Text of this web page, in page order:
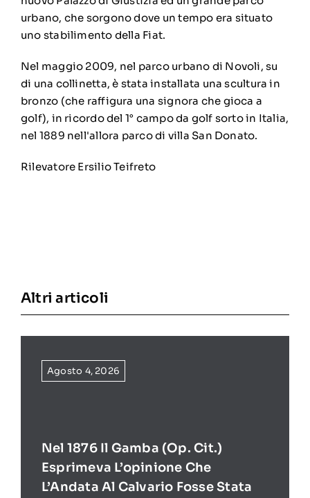
urbano, che sorgono dove un tempo era situato
uno stabilimento della Fiat.
Nel maggio 2009, nel parco urbano di Novoli, su
di una collinetta, è stata installata una scultura in
bronzo (che raffigura una signora che gioca a
golf), in ricordo del 1° campo da golf sorto in Italia,
nel 1889 nell'allora parco di villa San Donato.
Rilevatore Ersilio Teifreto
Altri articoli
Agosto 4, 2026
Nel 1876 Il Gamba (op. Cit.)
Esprimeva L’opinione Che
L’Andata Al Calvario Fosse Stata